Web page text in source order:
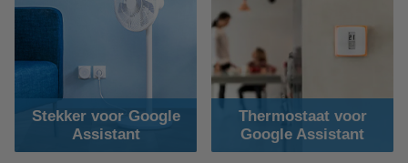
Stekker voor Google
Assistant
Thermostaat voor
Google Assistant